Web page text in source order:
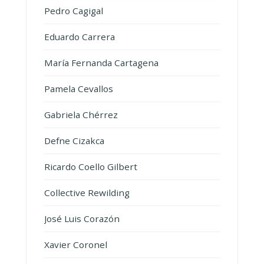
Pedro Cagigal
Eduardo Carrera
María Fernanda Cartagena
Pamela Cevallos
Gabriela Chérrez
Defne Cizakca
Ricardo Coello Gilbert
Collective Rewilding
José Luis Corazón
Xavier Coronel